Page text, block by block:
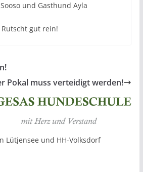
und Gasthund Ayla
Rutscht gut rein!
Pokal muss verteidigt werden!
Lütjensee und HH-Volksdorf